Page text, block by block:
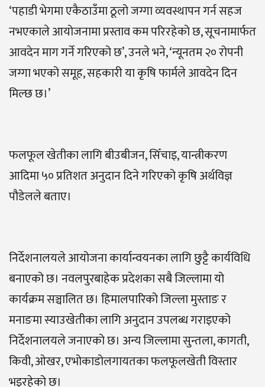
‘पहाडी भेगमा एकैठाउँमा ठूलो जग्गा व्यवस्थापन गर्न सहज
नभएकाले आयोजनामा प्रस्ताव कम परिरहेको छ, सूचनामार्फत
आवदेन माग गर्ने गरिएको छ’, उनले भने, ‘न्यूनतम २० रोपनी
जग्गा भएको समूह, सहकारी या कृषि फार्मले आवदेन दिन
मिल्छ छ।’
फलफूल खेतीका लागि बीउबीजन, सिँचाइ, यान्त्रीकरण
आदिमा ५० प्रतिशत अनुदान दिने गरिएको कृषि अर्थविज्ञ
पौडेलले बताए।
निर्देशनालयले आयोजना कार्यान्वयनका लागि छुट्टै कार्यविधि
बनाएको छ। नवलपुरबाहेक प्रदेशका सबै जिल्लामा यो
कार्यक्रम सञ्चालित छ। हिमालपारिको जिल्ला मुस्ताङ र
मनाङमा स्याउखेतीका लागि अनुदान उपलब्ध गराइएको
निर्देशनालयले जनाएको छ। अन्य जिल्लामा सुन्तला, कागती,
किवी, ओखर, एभोकाडोलगायतका फलफूलखेती विस्तार
भइरहेको छ।